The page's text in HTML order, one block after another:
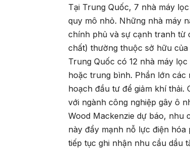
Tại Trung Quốc, 7 nhà máy
quy mô nhỏ. Những nhà máy
chính phủ và sự cạnh tranh từ
chất) thường thuộc sở hữu
Trung Quốc có 12 nhà máy
hoặc trung bình. Phần lớn
hoạch đầu tư để giảm khí
với ngành công nghiệp gây ô
Wood Mackenzie dự báo, nhu
này đẩy mạnh nỗ lực điện hóa
tiếp tục ghi nhận nhu cầu dầu